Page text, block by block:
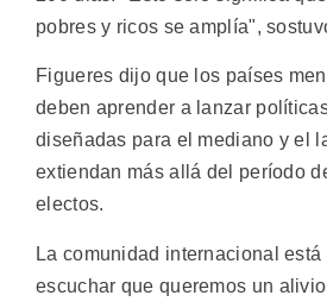
pobres y ricos se amplía",
Figueres dijo que los países
deben aprender a lanzar
diseñadas para el mediano y el
extiendan más allá del período
electos.
La comunidad internacional
escuchar que queremos un